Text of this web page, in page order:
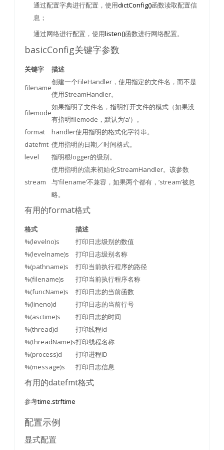
通过配置字典进行配置，使用dictConfig()函数读取配置信
息；
通过网络进行配置，使用listen()函数进行网络配置。
basicConfig关键字参数
关键字 描述
filename
创建一个FileHandler，使用指定的文件名，而不是
使用StreamHandler。
filemode
如果指明了文件名，指明打开文件的模式（如果没
有指明filemode，默认为’a’）。
format
handler使用指明的格式化字符串。
datefmt 使用指明的日期／时间格式。
level
指明根logger的级别。
stream
使用指明的流来初始化StreamHandler。该参数
与’filename’不兼容，如果两个都有，’stream’被忽
略。
有用的format格式
格式
描述
%(levelno)s
打印日志级别的数值
%(levelname)s
打印日志级别名称
%(pathname)s
打印当前执行程序的路径
%(filename)s
打印当前执行程序名称
%(funcName)s
打印日志的当前函数
%(lineno)d
打印日志的当前行号
%(asctime)s
打印日志的时间
%(thread)d
打印线程id
%(threadName)s打印线程名称
%(process)d
打印进程ID
%(message)s
打印日志信息
有用的datefmt格式
参考time.strftime
配置示例
显式配置